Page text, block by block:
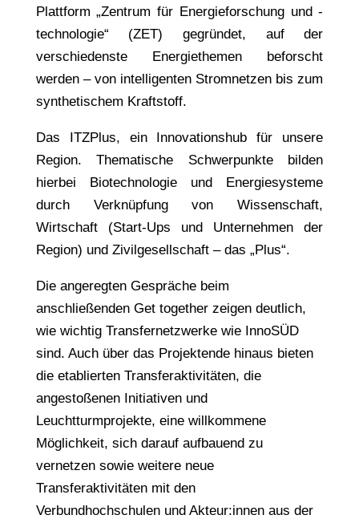
Plattform „Zentrum für Energieforschung und -
technologie“ (ZET) gegründet, auf der
verschiedenste Energiethemen beforscht
werden – von intelligenten Stromnetzen bis zum
synthetischem Kraftstoff.
Das ITZPlus, ein Innovationshub für unsere
Region. Thematische Schwerpunkte bilden
hierbei Biotechnologie und Energiesysteme
durch Verknüpfung von Wissenschaft,
Wirtschaft (Start-Ups und Unternehmen der
Region) und Zivilgesellschaft – das „Plus“.
Die angeregten Gespräche beim
anschließenden Get together zeigen deutlich,
wie wichtig Transfernetzwerke wie InnoSÜD
sind. Auch über das Projektende hinaus bieten
die etablierten Transferaktivitäten, die
angestoßenen Initiativen und
Leuchtturmprojekte, eine willkommene
Möglichkeit, sich darauf aufbauend zu
vernetzen sowie weitere neue
Transferaktivitäten mit den
Verbundhochschulen und Akteur:innen aus der